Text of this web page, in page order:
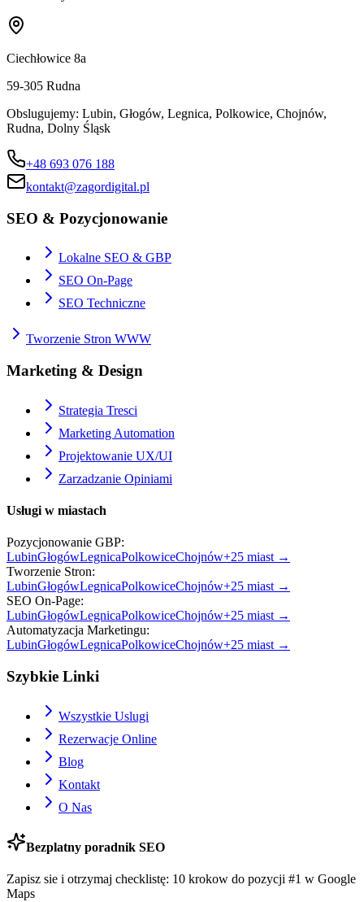
Ciechłowice 8a
59-305 Rudna
Obslugujemy: Lubin, Głogów, Legnica, Polkowice, Chojnów,
Rudna, Dolny Śląsk
+48 693 076 188
kontakt@zagordigital.pl
SEO & Pozycjonowanie
Lokalne SEO & GBP
SEO On-Page
SEO Techniczne
Tworzenie Stron WWW
Marketing & Design
Strategia Tresci
Marketing Automation
Projektowanie UX/UI
Zarzadzanie Opiniami
Usługi w miastach
Pozycjonowanie GBP:
LubinGłogówLegnicaPolkowiceChojnów+25 miast →
Tworzenie Stron:
LubinGłogówLegnicaPolkowiceChojnów+25 miast →
SEO On-Page:
LubinGłogówLegnicaPolkowiceChojnów+25 miast →
Automatyzacja Marketingu:
LubinGłogówLegnicaPolkowiceChojnów+25 miast →
Szybkie Linki
Wszystkie Uslugi
Rezerwacje Online
Blog
Kontakt
O Nas
Bezplatny poradnik SEO
Zapisz sie i otrzymaj checklistę: 10 krokow do pozycji #1 w Google
Maps